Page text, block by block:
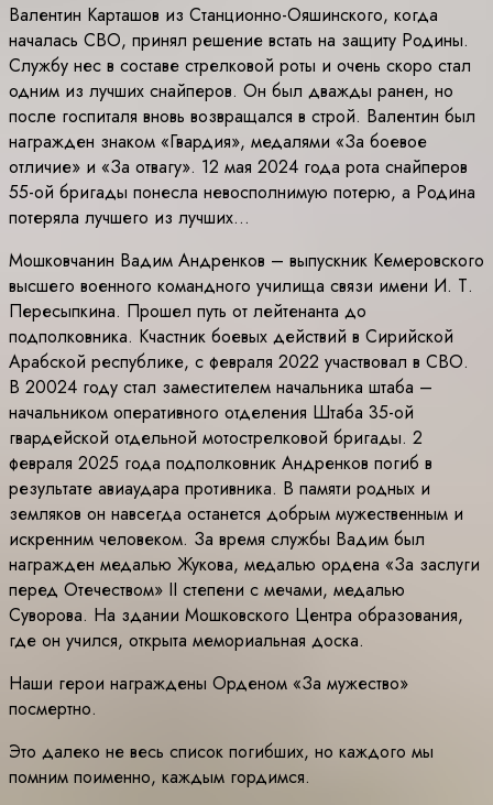
Валентин Карташов из Станционно-Ояшинского, когда
началась СВО, принял решение встать на защиту Родины.
Службу нес в составе стрелковой роты и очень скоро стал
одним из лучших снайперов. Он был дважды ранен, но
после госпиталя вновь возвращался в строй. Валентин был
награжден знаком «Гвардия», медалями «За боевое
отличие» и «За отвагу». 12 мая 2024 года рота снайперов
55-ой бригады понесла невосполнимую потерю, а Родина
потеряла лучшего из лучших…
Мошковчанин Вадим Андренков – выпускник Кемеровского
высшего военного командного училища связи имени И. Т.
Пересыпкина. Прошел путь от лейтенанта до
подполковника. Кчастник боевых действий в Сирийской
Арабской республике, с февраля 2022 участвовал в СВО.
В 20024 году стал заместителем начальника штаба –
начальником оперативного отделения Штаба 35-ой
гвардейской отдельной мотострелковой бригады. 2
февраля 2025 года подполковник Андренков погиб в
результате авиаудара противника. В памяти родных и
земляков он навсегда останется добрым мужественным и
искренним человеком. За время службы Вадим был
награжден медалью Жукова, медалью ордена «За заслуги
перед Отечеством» II степени с мечами, медалью
Суворова. На здании Мошковского Центра образования,
где он учился, открыта мемориальная доска.
Наши герои награждены Орденом «За мужество»
посмертно.
Это далеко не весь список погибших, но каждого мы
помним поименно, каждым гордимся.